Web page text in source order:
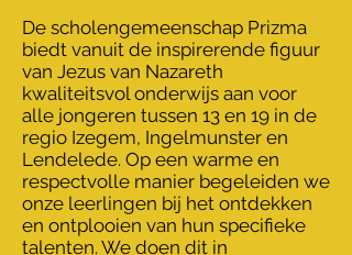
De scholengemeenschap Prizma
biedt vanuit de inspirerende figuur
van Jezus van Nazareth
kwaliteitsvol onderwijs aan voor
alle jongeren tussen 13 en 19 in de
regio Izegem, Ingelmunster en
Lendelede. Op een warme en
respectvolle manier begeleiden we
onze leerlingen bij het ontdekken
en ontplooien van hun specifieke
talenten. We doen dit in